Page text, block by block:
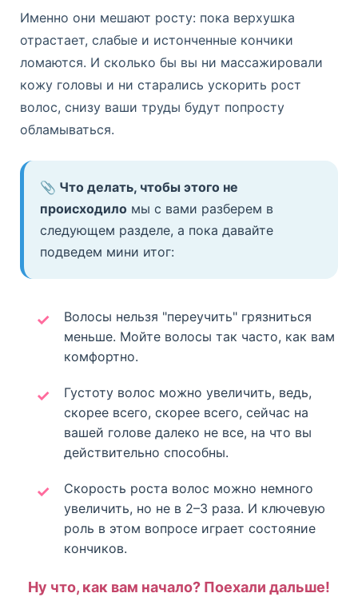
Именно они мешают росту: пока верхушка
отрастает, слабые и истонченные кончики
ломаются. И сколько бы вы ни массажировали
кожу головы и ни старались ускорить рост
волос, снизу ваши труды будут попросту
обламываться.
📎 Что делать, чтобы этого не
происходило мы с вами разберем в
следующем разделе, а пока давайте
подведем мини итог:
Волосы нельзя "переучить" грязниться
меньше. Мойте волосы так часто, как вам
комфортно.
Густоту волос можно увеличить, ведь,
скорее всего, скорее всего, сейчас на
вашей голове далеко не все, на что вы
действительно способны.
Скорость роста волос можно немного
увеличить, но не в 2–3 раза. И ключевую
роль в этом вопросе играет состояние
кончиков.
Ну что, как вам начало? Поехали дальше!